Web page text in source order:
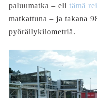
paluumatka – eli tämä
matkattuna – ja takana
pyöräilykilometriä.